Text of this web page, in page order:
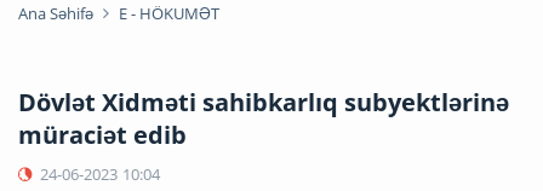
Ana Səhifə E - HÖKUMƏT
Dövlət Xidməti sahibkarlıq subyektlərinə
müraciət edib
24-06-2023 10:04